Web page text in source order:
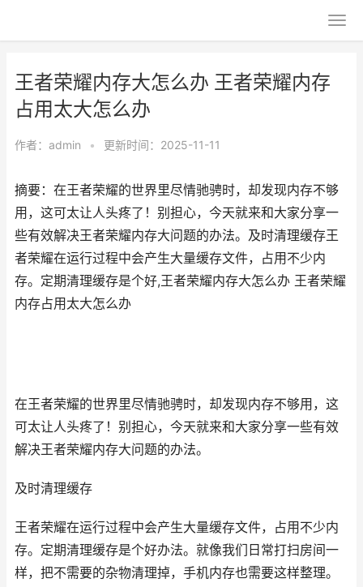
王者荣耀内存大怎么办 王者荣耀内存
占用太大怎么办
作者： admin • 更新时间：2025-11-11
摘要：在王者荣耀的世界里尽情驰骋时，却发现内存不够
用，这可太让人头疼了！别担心，今天就来和大家分享一
些有效解决王者荣耀内存大问题的办法。及时清理缓存王
者荣耀在运行过程中会产生大量缓存文件，占用不少内
存。定期清理缓存是个好,王者荣耀内存大怎么办 王者荣耀
内存占用太大怎么办
在王者荣耀的世界里尽情驰骋时，却发现内存不够用，这
可太让人头疼了！别担心，今天就来和大家分享一些有效
解决王者荣耀内存大问题的办法。
及时清理缓存
王者荣耀在运行过程中会产生大量缓存文件，占用不少内
存。定期清理缓存是个好办法。就像我们日常打扫房间一
样，把不需要的杂物清理掉，手机内存也需要这样整理。